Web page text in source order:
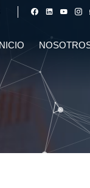
DERECHO
CRIPTOMONEDAS
DERECHO CIVIL
DERECHO
CORPORATIVO